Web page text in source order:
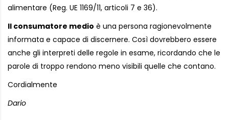
alimentare (Reg. UE 1169/11, articoli 7 e 36).
Il consumatore medio è una persona ragionevolmente
informata e capace di discernere. Così dovrebbero essere
anche gli interpreti delle regole in esame, ricordando che le
parole di troppo rendono meno visibili quelle che contano.
Cordialmente
Dario